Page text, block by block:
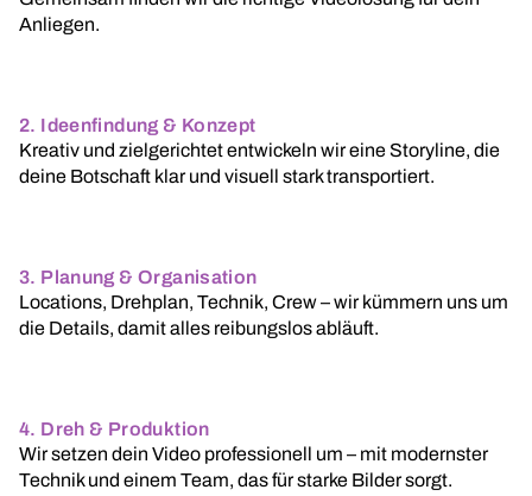
Anliegen.
2. Ideenfindung & Konzept
Kreativ und zielgerichtet entwickeln wir eine Storyline, die
deine Botschaft klar und visuell stark transportiert.
3. Planung & Organisation
Locations, Drehplan, Technik, Crew – wir kümmern uns um
die Details, damit alles reibungslos abläuft.
4. Dreh & Produktion
Wir setzen dein Video professionell um – mit modernster
Technik und einem Team, das für starke Bilder sorgt.